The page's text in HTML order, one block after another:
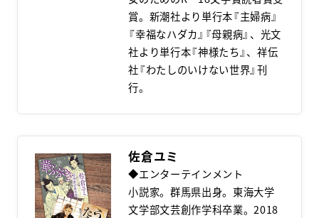
賞。新潮社より単行本『主婦病』
『幸福なハダカ』『母親病』、光文
社より単行本『神様たち』、祥伝
社『わたしのいけない世界』刊
行。
佐倉ユミ
◆エンターテインメント
小説家。群馬県出身。東海大学
文学部文芸創作学科卒業。2018